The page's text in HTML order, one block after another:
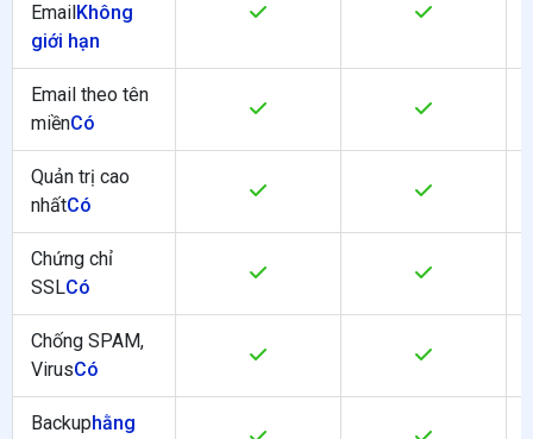
Email Không
giới hạn
Email theo tên
miềnCó
Quản trị cao
nhấtCó
Chứng chỉ
SSLCó
Chống SPAM,
VirusCó
Backuphằng